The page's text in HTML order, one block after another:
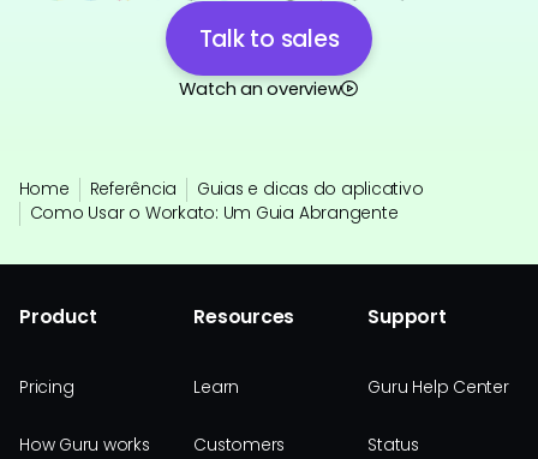
Talk to sales
Watch an overview
Home Referência
Guias e dicas do aplicativo
Como Usar o Workato: Um Guia Abrangente
Product
Pricing
How Guru works
Resources
Learn
Customers
Support
Guru Help Center
Status